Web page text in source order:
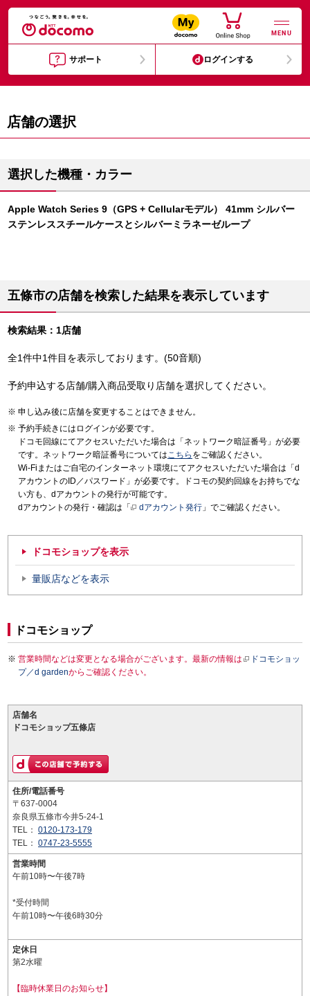
MENU
サポート ログインする
店舗の選択
選択した機種・カラー
Apple Watch Series 9（GPS + Cellularモデル） 41mm シルバー
ステンレススチールケースとシルバーミラネーゼループ
五條市の店舗を検索した結果を表示しています
検索結果：1店舗
全1件中1件目を表示しております。(50音順)
予約申込する店舗/購入商品受取り店舗を選択してください。
申し込み後に店舗を変更することはできません。
予約手続きにはログインが必要です。
ドコモ回線にてアクセスいただいた場合は「ネットワーク暗証番号」が必要
です。ネットワーク暗証番号についてはこちら をご確認ください。
Wi-Fiまたはご自宅のインターネット環境にてアクセスいただいた場合は「d
アカウントのID／パスワード」が必要です。ドコモの契約回線をお持ちでな
い方も、dアカウントの発行が可能です。
dアカウントの発行・確認は「
dアカウント発行 」でご確認ください。
ドコモショップを表示
量販店などを表示
ドコモショップ
営業時間などは変更となる場合がございます。最新の情報は
ドコモショッ
プ／d gardenからご確認ください。
店舗名
ドコモショップ五條店
住所/電話番号
〒637-0004
奈良県五條市今井5-24-1
TEL： 0120-173-179
TEL： 0747-23-5555
営業時間
午前10時〜午後7時
*受付時間
午前10時〜午後6時30分
定休日
第2水曜
【臨時休業日のお知らせ】